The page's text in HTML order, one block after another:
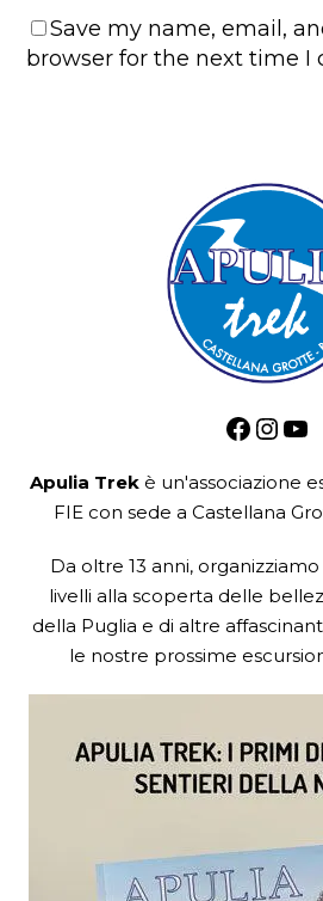
Save my name, email,
browser for the next time I
Facebook
Apulia Trekè un'associazione
FIE con sede a Castellana
Da oltre 13 anni,
livelli alla scoperta delle
della Puglia e di altre
le nostre prossime